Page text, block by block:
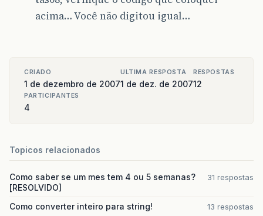
acima… Você não digitou igual…
CRIADO
1 de dezembro de 2007
ULTIMA RESPOSTA
1 de dez. de 2007
RESPOSTAS
12
PARTICIPANTES
4
Topicos relacionados
Como saber se um mes tem 4 ou 5 semanas?
[RESOLVIDO]
31 respostas
Como converter inteiro para string! 13 respostas